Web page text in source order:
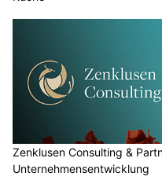
Zenklusen Consulting &
Unternehmensentwicklung